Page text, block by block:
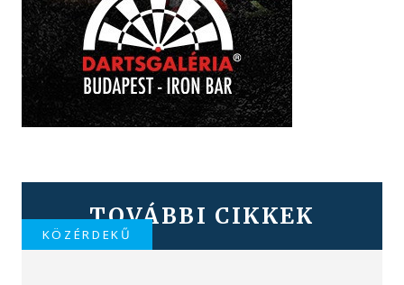
TOVÁBBI CIKKEK
KÖZÉRDEKŰ